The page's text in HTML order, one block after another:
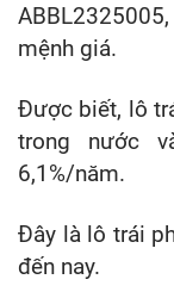
mệnh giá.
Được biết, lô
trong nước
6,1%/năm.
Đây là lô trái
đến nay.